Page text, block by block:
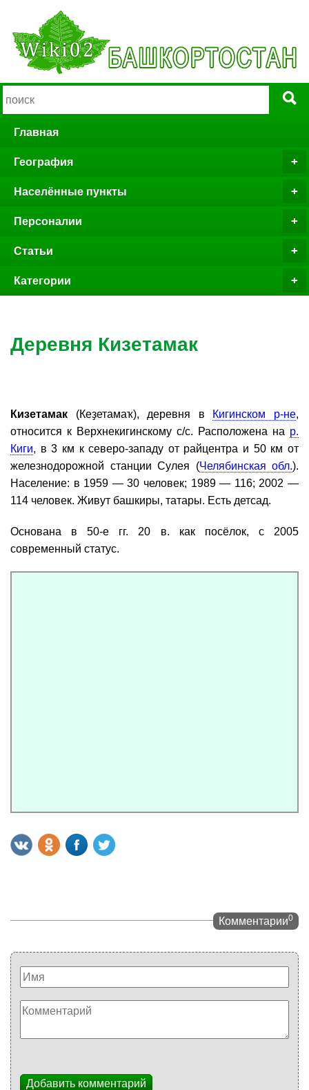
Главная
География
Населённые пункты
Персоналии
Статьи
Категории
Деревня Кизетамак
Кизетамак (Кеҙетамаҡ), деревня в Кигинском р-не,
относится к Верхнекигинскому с/с. Расположена на р.
Киги, в 3 км к северо-западу от райцентра и 50 км от
железнодорожной станции Сулея (Челябинская обл.).
Население: в 1959 — 30 человек; 1989 — 116; 2002 —
114 человек. Живут башкиры, татары. Есть детсад.
Основана в 50-е гг. 20 в. как посёлок, с 2005
современный статус.
Комментарии0
Добавить комментарий